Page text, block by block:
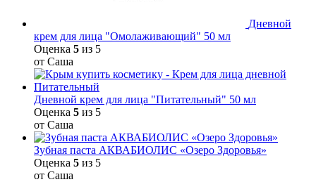
Дневной
крем для лица "Омолаживающий" 50 мл
Оценка 5 из 5
от Саша
Дневной крем для лица "Питательный" 50 мл
Оценка 5 из 5
от Саша
Зубная паста АКВАБИОЛИС «Озеро Здоровья»
Оценка 5 из 5
от Саша